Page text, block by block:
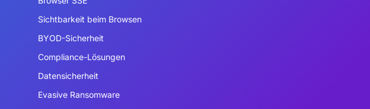
Sichtbarkeit beim Browsen
BYOD-Sicherheit
Compliance-Lösungen
Datensicherheit
Evasive Ransomware